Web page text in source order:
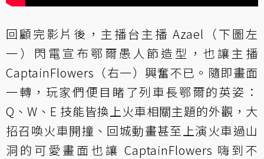
回顧完影片後，主播台主播 Azael（下圖左
一）閃電宣布鄂爾愚人節造型，也讓主播
CaptainFlowers（右一）興奮不已。隨即畫面
一轉，玩家們便目睹了列車長鄂爾的英姿：
Q、W、E 技能皆換上火車相關主題的外觀，大
招召喚火車開撞、回城動畫甚至上演火車過山
洞的可愛畫面也讓 CaptainFlowers 嗨到不